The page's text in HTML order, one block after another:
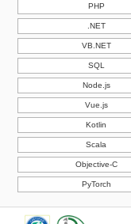
PHP
.NET
VB.NET
SQL
Node.js
Vue.js
Kotlin
Scala
Objective-C
PyTorch